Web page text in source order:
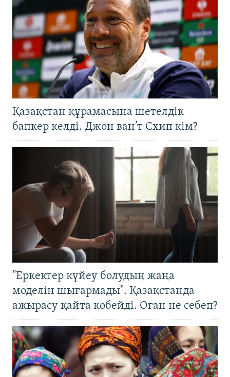
Қазақстан құрамасына шетелдік
бапкер келді. Джон ван’т Схип кім?
"Еркектер күйеу болудың жаңа
моделін шығармады". Қазақстанда
ажырасу қайта көбейді. Оған не себеп?